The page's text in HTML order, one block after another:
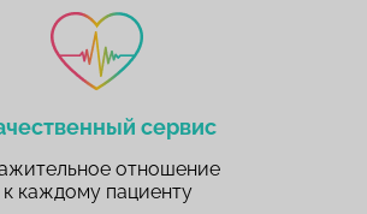
сервис
отношение
к каждому пациенту